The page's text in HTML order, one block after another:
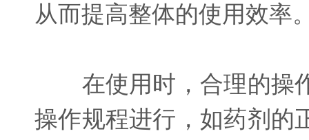
从而提高整体的使用效率
在使用时，合理的操作
操作规程进行，如药剂的